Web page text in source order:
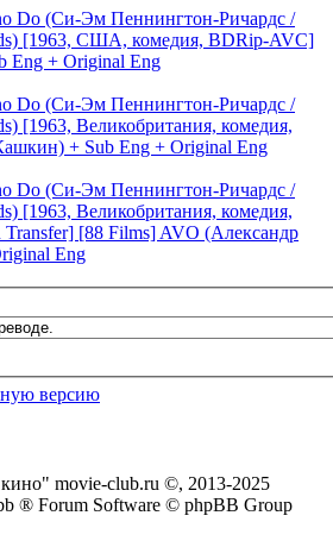
Do (Си-Эм Пеннингтон-Ричардс /
[1963, США, комедия, BDRip-AVC]
+ Original Eng
Do (Си-Эм Пеннингтон-Ричардс /
[1963, Великобритания, комедия,
+ Sub Eng + Original Eng
Do (Си-Эм Пеннингтон-Ричардс /
[1963, Великобритания, комедия,
[88 Films] AVO (Александр
Eng
версию
movie-club.ru ©, 2013-2025
® Forum Software © phpBB Group